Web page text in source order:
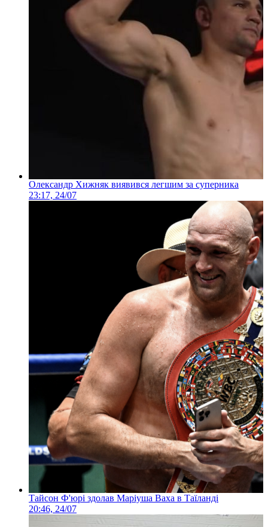
Олександр Хижняк виявився легшим за суперника
23:17, 24/07
Тайсон Ф'юрі здолав Маріуша Ваха в Таїланді
20:46, 24/07